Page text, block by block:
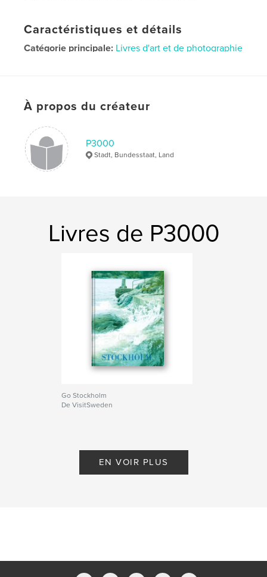
Caractéristiques et détails
Catégorie principale: Livres d'art et de photographie
À propos du créateur
P3000
Stadt, Bundesstaat, Land
Livres de P3000
Go Stockholm
De VisitSweden
EN VOIR PLUS